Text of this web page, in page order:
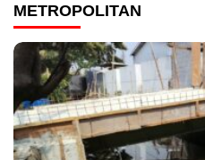
METROPOLITAN